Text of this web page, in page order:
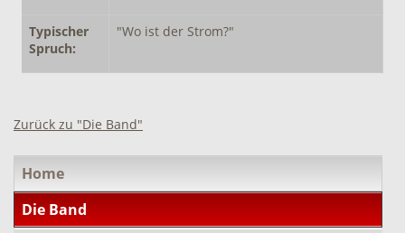
Typischer
Spruch:
"Wo ist der Strom?"
Zurück zu "Die Band"
überspringen
Home
Die Band